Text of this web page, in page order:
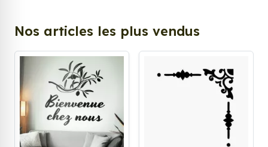
Nos articles les plus vendus